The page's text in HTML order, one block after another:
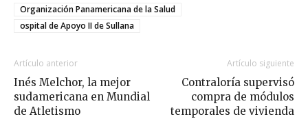
Organización Panamericana de la Salud
ospital de Apoyo II de Sullana
Artículo anterior
Inés Melchor, la mejor
sudamericana en Mundial
de Atletismo
Artículo siguiente
Contraloría supervisó
compra de módulos
temporales de vivienda